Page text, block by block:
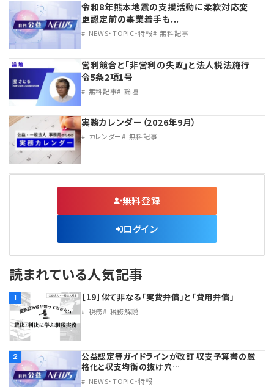
令和8年熊本地震の支援活動に柔軟対応変
更認定前の事業着手も...
NEWS・TOPIC・特報 無料記事
営利競合と｢非営利の失敗｣と法人税法施行
令5条2項1号
無料記事 論壇
実務カレンダー（2026年9月）
カレンダー 無料記事
無料登録
ログイン
読まれている人気記事
1 ［19］似て非なる「実費弁償」と「費用弁償」
税務 税務解説
2
公益認定等ガイドラインが改訂 収支予算書の厳
格化と収支均衡の抜け穴…
NEWS・TOPIC・特報